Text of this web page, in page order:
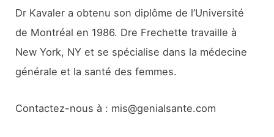
Dr Kavaler a obtenu son diplôme de l’Université
de Montréal en 1986. Dre Frechette travaille à
New York, NY et se spécialise dans la médecine
générale et la santé des femmes.
Contactez-nous à : mis@genialsante.com